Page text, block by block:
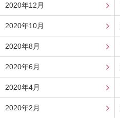
2020年12月
2020年10月
2020年8月
2020年6月
2020年4月
2020年2月